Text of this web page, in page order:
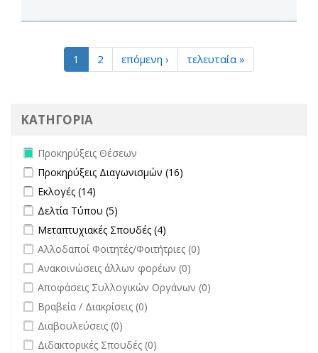
1 2 επόμενη › τελευταία »
ΚΑΤΗΓΟΡΙΑ
Remove Προκηρύξεις Θέσεων filter
Προκηρύξεις Θέσεων
Apply Προκηρύξεις Διαγωνισμών filter
Προκηρύξεις Διαγωνισμών (16)
Apply Εκλογές filter
Εκλογές (14)
Apply Δελτία Τύπου filter
Δελτία Τύπου (5)
Apply Μεταπτυχιακές Σπουδές filter
Μεταπτυχιακές Σπουδές (4)
undefined
Αλλοδαποί Φοιτητές/Φοιτήτριες (0)
undefined
Ανακοινώσεις άλλων φορέων (0)
undefined
Αποφάσεις Συλλογικών Οργάνων (0)
undefined
Βραβεία / Διακρίσεις (0)
undefined
Διαβουλεύσεις (0)
undefined
Διδακτορικές Σπουδές (0)